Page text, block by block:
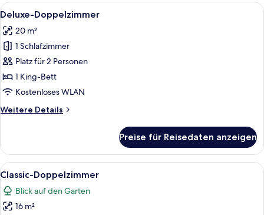
Alle
Fotos
für
Deluxe-
Doppelzimmer
anzeigen
Ein modernes Hotelzimmer mit
7
Deluxe-Doppelzimmer
20 m²
1 Schlafzimmer
Platz für 2 Personen
1 King-Bett
Kostenloses WLAN
Weitere Details
Weitere
Doppelzimmer
Preise für Reisedaten anzeigen
Alle
Fotos
für
Classic-
6
Classic-Doppelzimmer
Blick auf den Garten
16 m²